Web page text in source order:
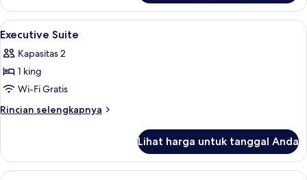
Family
Suites
Lihat
semua
foto
untuk
Executive
Suite
Minibar, brankas, meja kerja, dan
2
Executive Suite
Kapasitas 2
1 king
Wi-Fi Gratis
Rincian selengkapnya
Rincian
Executive
Suite
Lihat harga untuk tanggal Anda
Minibar, brankas, meja kerja, dan